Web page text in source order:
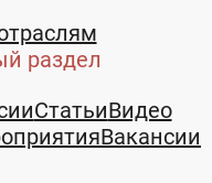
раздел
СтатьиВидео
Вакансии